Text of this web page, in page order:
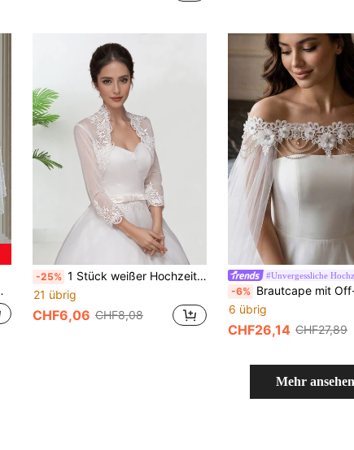
-25% 1 Stück weißer Hochzeitsschal für Damen, Sommerschal für Bräute und Brautjungfern, handgefertigter Braut-Wrap aus Netzstoff mit Perlen, geeignet für Hochzeiten, Partys, Aufführungen, Cosplay
21 übrig
CHF6,06 CHF8,08
#Unvergessliche
-6% Brautcape mit Off-Shoulder Ausschnitt, Spitze, Blumen, Strasskette und langer
6 übrig
CHF26,14 CHF27,89
Mehr ansehen